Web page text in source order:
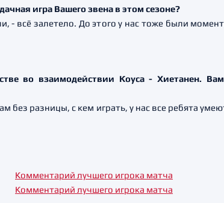
игра Вашего звена в этом сезоне?
- всё залетело. До этого у нас тоже были
во взаимодействии Коуса - Хиетанен.
без разницы, с кем играть, у нас все ребята